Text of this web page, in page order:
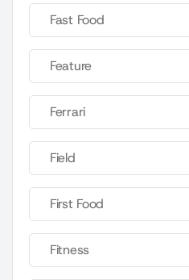
Fast Food
Feature
Ferrari
Field
First Food
Fitness